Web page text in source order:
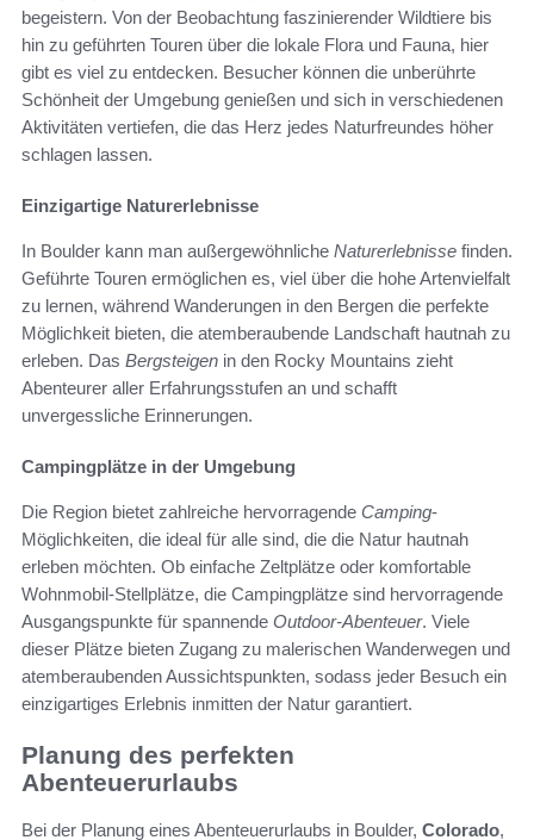
begeistern. Von der Beobachtung faszinierender Wildtiere bis
hin zu geführten Touren über die lokale Flora und Fauna, hier
gibt es viel zu entdecken. Besucher können die unberührte
Schönheit der Umgebung genießen und sich in verschiedenen
Aktivitäten vertiefen, die das Herz jedes Naturfreundes höher
schlagen lassen.
Einzigartige Naturerlebnisse
In Boulder kann man außergewöhnliche Naturerlebnisse finden.
Geführte Touren ermöglichen es, viel über die hohe Artenvielfalt
zu lernen, während Wanderungen in den Bergen die perfekte
Möglichkeit bieten, die atemberaubende Landschaft hautnah zu
erleben. Das Bergsteigen in den Rocky Mountains zieht
Abenteurer aller Erfahrungsstufen an und schafft
unvergessliche Erinnerungen.
Campingplätze in der Umgebung
Die Region bietet zahlreiche hervorragende Camping-
Möglichkeiten, die ideal für alle sind, die die Natur hautnah
erleben möchten. Ob einfache Zeltplätze oder komfortable
Wohnmobil-Stellplätze, die Campingplätze sind hervorragende
Ausgangspunkte für spannende Outdoor-Abenteuer. Viele
dieser Plätze bieten Zugang zu malerischen Wanderwegen und
atemberaubenden Aussichtspunkten, sodass jeder Besuch ein
einzigartiges Erlebnis inmitten der Natur garantiert.
Planung des perfekten
Abenteuerurlaubs
Bei der Planung eines Abenteuerurlaubs in Boulder, Colorado,